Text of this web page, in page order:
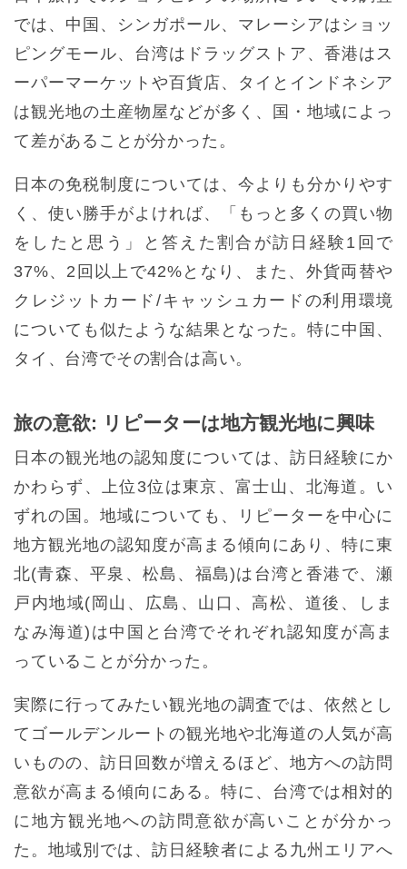
では、中国、シンガポール、マレーシアはショッ
ピングモール、台湾はドラッグストア、香港はス
ーパーマーケットや百貨店、タイとインドネシア
は観光地の土産物屋などが多く、国・地域によっ
て差があることが分かった。
日本の免税制度については、今よりも分かりやす
く、使い勝手がよければ、「もっと多くの買い物
をしたと思う」と答えた割合が訪日経験1回で
37%、2回以上で42%となり、また、外貨両替や
クレジットカード/キャッシュカードの利用環境
についても似たような結果となった。特に中国、
タイ、台湾でその割合は高い。
旅の意欲: リピーターは地方観光地に興味
日本の観光地の認知度については、訪日経験にか
かわらず、上位3位は東京、富士山、北海道。い
ずれの国。地域についても、リピーターを中心に
地方観光地の認知度が高まる傾向にあり、特に東
北(青森、平泉、松島、福島)は台湾と香港で、瀬
戸内地域(岡山、広島、山口、高松、道後、しま
なみ海道)は中国と台湾でそれぞれ認知度が高ま
っていることが分かった。
実際に行ってみたい観光地の調査では、依然とし
てゴールデンルートの観光地や北海道の人気が高
いものの、訪日回数が増えるほど、地方への訪問
意欲が高まる傾向にある。特に、台湾では相対的
に地方観光地への訪問意欲が高いことが分かっ
た。地域別では、訪日経験者による九州エリアへ